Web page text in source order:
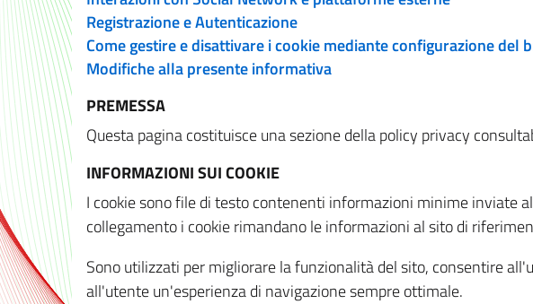
Registrazione e Autenticazione
Come gestire e disattivare i cookie mediante configurazione del
Modifiche alla presente informativa
PREMESSA
Questa pagina costituisce una sezione della policy privacy
INFORMAZIONI SUI COOKIE
I cookie sono file di testo contenenti informazioni minime inviate
collegamento i cookie rimandano le informazioni al sito di
Sono utilizzati per migliorare la funzionalità del sito, consentire
all'utente un'esperienza di navigazione sempre ottimale.